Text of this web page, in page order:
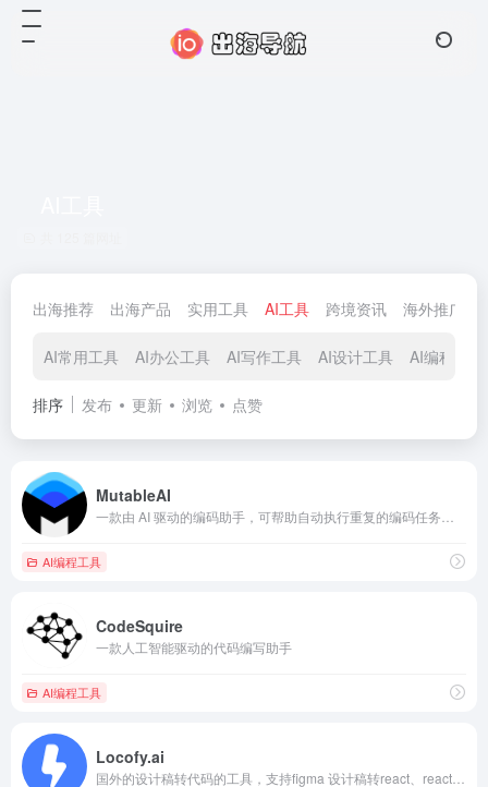
出海推荐 出海产品 实用工具 AI工具 跨境资讯 海外推广
AI常用工具 AI办公工具 AI写作工具 AI设计工具 AI编程工具
排序 发布 更新 浏览 点赞
MutableAI
AI编程工具
CodeSquire
一款人工智能驱动的代码编写助手
AI编程工具
Locofy.ai